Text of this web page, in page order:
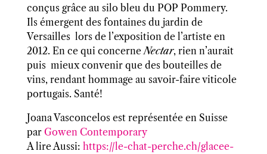
conçus grâce au silo bleu du POP Pommery.
Ils émergent des fontaines du jardin de
Versailles lors de l’exposition de l’artiste en
2012. En ce qui concerneNectar, rien n’aurait
puis mieux convenir que des bouteilles de
vins, rendant hommage au savoir-faire viticole
portugais. Santé!
Joana Vasconcelos est représentée en Suisse
par Gowen Contemporary
A lire Aussi: https://le-chat-perche.ch/glacee-